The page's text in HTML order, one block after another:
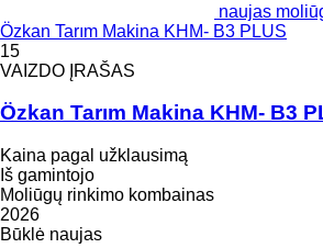
naujas
Özkan Tarım Makina KHM- B3 PLUS
15
VAIZDO ĮRAŠAS
Özkan Tarım Makina KHM- B3
Kaina pagal užklausimą
Iš gamintojo
Moliūgų rinkimo kombainas
2026
Būklė naujas